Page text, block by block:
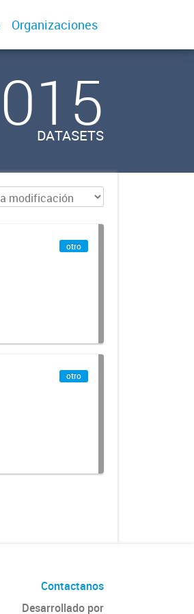
Organizaciones
015
DATASETS
otro
otro
Contactanos
Desarrollado por